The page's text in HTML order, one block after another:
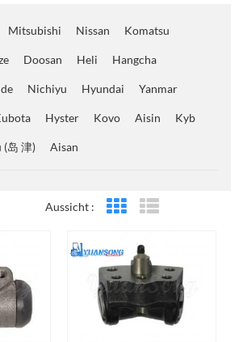
Mitsubishi Nissan Komatsu
Doosan Heli Hangcha
Nichiyu Hyundai Yanmar
Hyster Kovo Aisin Kyb
(岛 津) Aisan
Aussicht : Rasteransicht